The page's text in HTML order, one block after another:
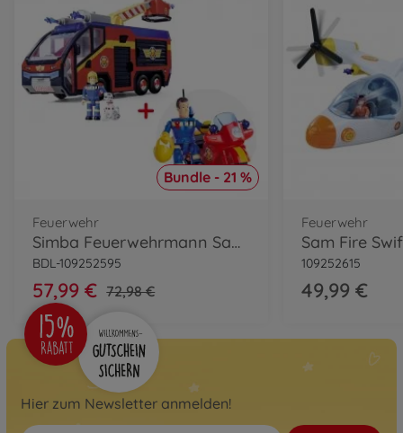
Bundle - 21 %
Feuerwehr
Simba Feuerwehrmann Sam Jupiter Bundle
BDL-109252595
57,99 € 72,98 €
Feuerwehr
109252615
49,99 €
Hier zum Newsletter anmelden!